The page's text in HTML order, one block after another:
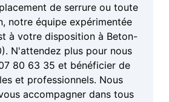
de serrure ou toute
notre équipe expérimentée
à votre disposition à Beton-
N'attendez plus pour nous
80 63 35 et bénéficier de
et professionnels. Nous
accompagner dans tous